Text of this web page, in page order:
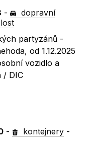
-
dopravní
partyzánů -
od 1.12.2025
vozidlo a
/ DIC
- kontejnery -